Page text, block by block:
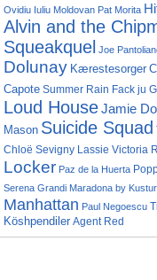
Ovidiu Iuliu Moldovan Pat Morita
Alvin and the
Squeakquel Joe
Dolunay Kærestesorger
Capote Summer Rain Fack ju
Loud HouseJamie
Mason Suicide Squad
Chloë Sevigny
Lassie Victoria
Locker Paz de la Huerta
Serena Grandi Maradona by
Manhattan Paul Negoescu
Köshpendiler Agent Red